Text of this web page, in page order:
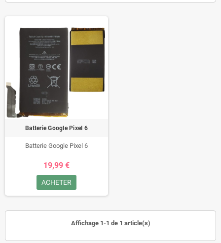
Batterie Google Pixel 6
Batterie Google Pixel 6
19,99 €
ACHETER
Affichage 1-1 de 1 article(s)